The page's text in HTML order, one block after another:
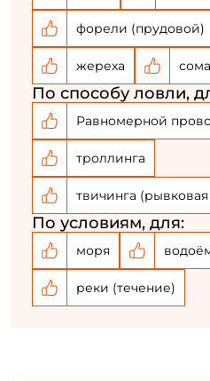
форели (прудовой)
жереха сома
По способу ловли,
Равномерной
троллинга
твичинга
По условиям, для:
моря
реки (течение)
У меня уже